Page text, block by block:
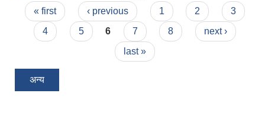
Pages
« first ‹ previous 1 2
3
4
5 6 7 8
next ›
last »
अन्य